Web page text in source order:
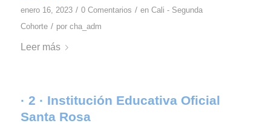
enero 16, 2023 / 0 Comentarios / en Cali - Segunda
Cohorte / por cha_adm
Leer más
· 2 · Institución Educativa Oficial
Santa Rosa